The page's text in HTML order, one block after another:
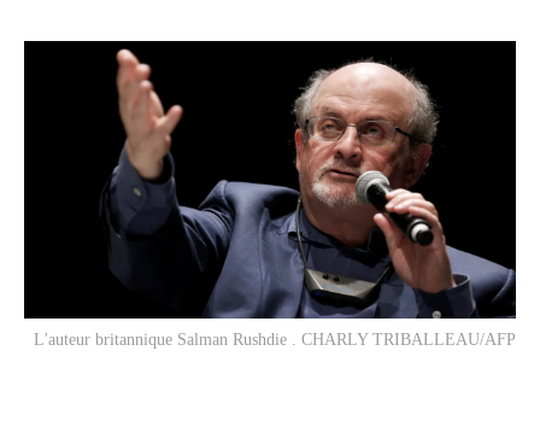
L'auteur britannique Salman Rushdie . CHARLY TRIBALLEAU/AFP